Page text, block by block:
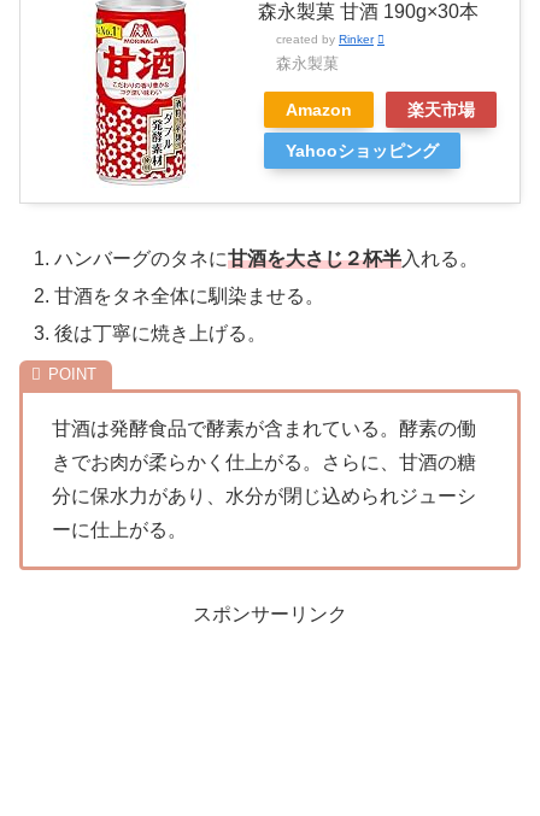
森永製菓 甘酒 190g×30本
created by Rinker
森永製菓
Amazon 楽天市場
Yahooショッピング
ハンバーグのタネに甘酒を大さじ２杯半入れる。
甘酒をタネ全体に馴染ませる。
後は丁寧に焼き上げる。
甘酒は発酵食品で酵素が含まれている。酵素の働
きでお肉が柔らかく仕上がる。さらに、甘酒の糖
分に保水力があり、水分が閉じ込められジューシ
ーに仕上がる。
スポンサーリンク